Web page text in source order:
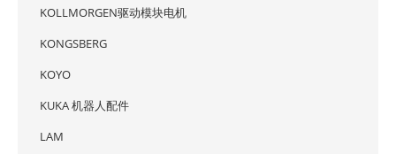
KOLLMORGEN驱动模块电机
KONGSBERG
KOYO
KUKA 机器人配件
LAM